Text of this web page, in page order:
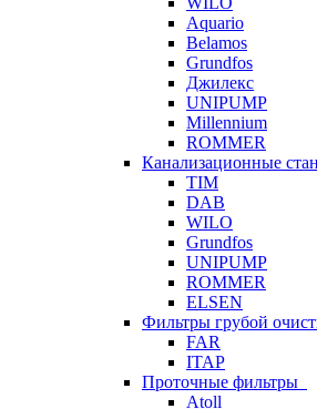
Aquario
Belamos
Grundfos
Джилекс
UNIPUMP
Millennium
ROMMER
Канализационные
TIM
DAB
WILO
Grundfos
UNIPUMP
ROMMER
ELSEN
Фильтры грубой
FAR
ITAP
Проточные фильтры
Atoll